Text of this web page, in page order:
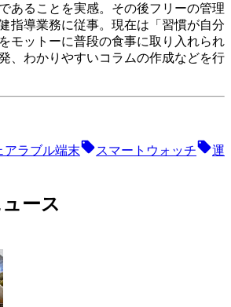
あることを実感。その後フリーの管理
指導業務に従事。現在は「習慣が自分
モットーに普段の食事に取り入れられ
、わかりやすいコラムの作成などを行
アラブル端末 スマートウォッチ
運
ース